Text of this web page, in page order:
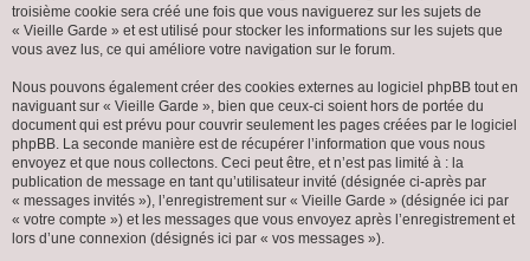
troisième cookie sera créé une fois que vous naviguerez sur les sujets de
« Vieille Garde » et est utilisé pour stocker les informations sur les sujets que
vous avez lus, ce qui améliore votre navigation sur le forum.
Nous pouvons également créer des cookies externes au logiciel phpBB tout en
naviguant sur « Vieille Garde », bien que ceux-ci soient hors de portée du
document qui est prévu pour couvrir seulement les pages créées par le logiciel
phpBB. La seconde manière est de récupérer l’information que vous nous
envoyez et que nous collectons. Ceci peut être, et n’est pas limité à : la
publication de message en tant qu’utilisateur invité (désignée ci-après par
« messages invités »), l’enregistrement sur « Vieille Garde » (désignée ici par
« votre compte ») et les messages que vous envoyez après l’enregistrement et
lors d’une connexion (désignés ici par « vos messages »).